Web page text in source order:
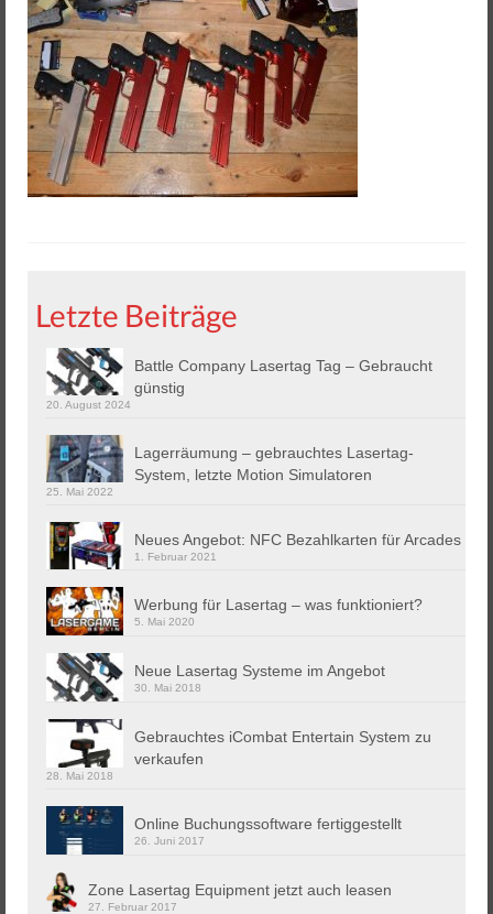
Helios 2 & 3
Helios Pro
Arena Zubehör
Lasergame Berlin GmbH
Game Card – NFC Kartenzahlung
Downloads
Kontakt / Impressum / AGB
Datenschutz
Letzte Beiträge
Battle Company Lasertag Tag – Gebraucht
günstig
20. August 2024
Lagerräumung – gebrauchtes Lasertag-
System, letzte Motion Simulatoren
25. Mai 2022
Neues Angebot: NFC Bezahlkarten für Arcades
1. Februar 2021
Werbung für Lasertag – was funktioniert?
5. Mai 2020
Neue Lasertag Systeme im Angebot
30. Mai 2018
Gebrauchtes iCombat Entertain System zu
verkaufen
28. Mai 2018
Online Buchungssoftware fertiggestellt
26. Juni 2017
Zone Lasertag Equipment jetzt auch leasen
27. Februar 2017